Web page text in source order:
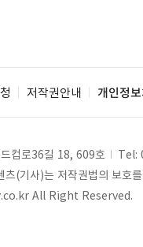
저작권안내 개인정
컵로36길 18, 609호 Tel:
츠(기사)는 저작권법의 보호
All Right Reserved.